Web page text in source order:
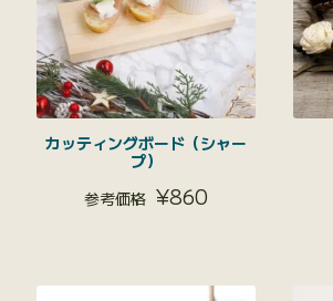
カッティングボード（シャー
プ）
¥860